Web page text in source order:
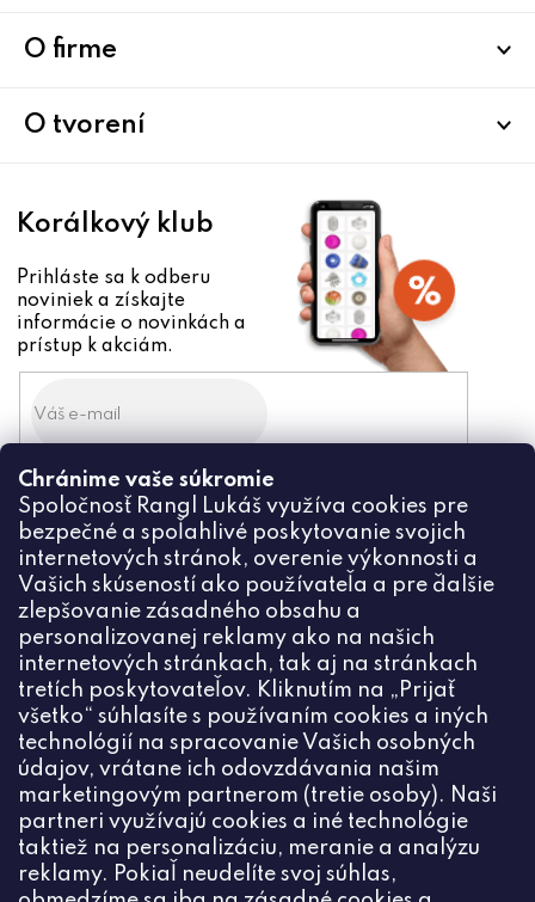
Chránime vaše súkromie
Spoločnosť Rangl Lukáš využíva cookies pre
bezpečné a spoľahlivé poskytovanie svojich
internetových stránok, overenie výkonnosti a
Vašich skúseností ako používateľa a pre ďalšie
zlepšovanie zásadného obsahu a
personalizovanej reklamy ako na našich
internetových stránkach, tak aj na stránkach
tretích poskytovateľov. Kliknutím na „Prijať
všetko“ súhlasíte s používaním cookies a iných
technológií na spracovanie Vašich osobných
údajov, vrátane ich odovzdávania našim
marketingovým partnerom (tretie osoby). Naši
partneri využívajú cookies a iné technológie
taktiež na personalizáciu, meranie a analýzu
reklamy. Pokiaľ neudelíte svoj súhlas,
O firme
O tvorení
Korálkový klub
Prihláste sa k odberu
noviniek a získajte
informácie o novinkách a
prístup k akciám.
Odoslaním súhlasíte zo
spracovaním osobných údajov
PRIHLÁSIŤ
Kontakt
info @ceske-koralky.sk
+420774444191